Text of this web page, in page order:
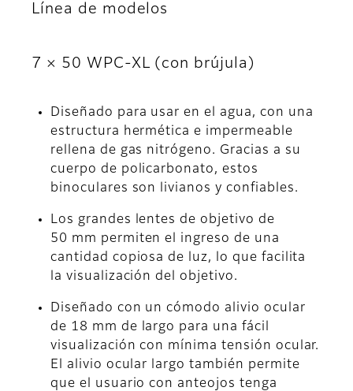
Línea de modelos
7 × 50 WPC-XL (con brújula)
Diseñado para usar en el agua, con una
estructura hermética e impermeable
rellena de gas nitrógeno. Gracias a su
cuerpo de policarbonato, estos
binoculares son livianos y confiables.
Los grandes lentes de objetivo de
50 mm permiten el ingreso de una
cantidad copiosa de luz, lo que facilita
la visualización del objetivo.
Diseñado con un cómodo alivio ocular
de 18 mm de largo para una fácil
visualización con mínima tensión ocular.
El alivio ocular largo también permite
que el usuario con anteojos tenga